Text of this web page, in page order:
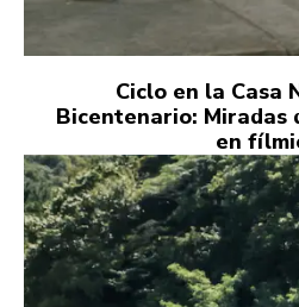
Ciclo en la Casa
Bicentenario: Miradas
en